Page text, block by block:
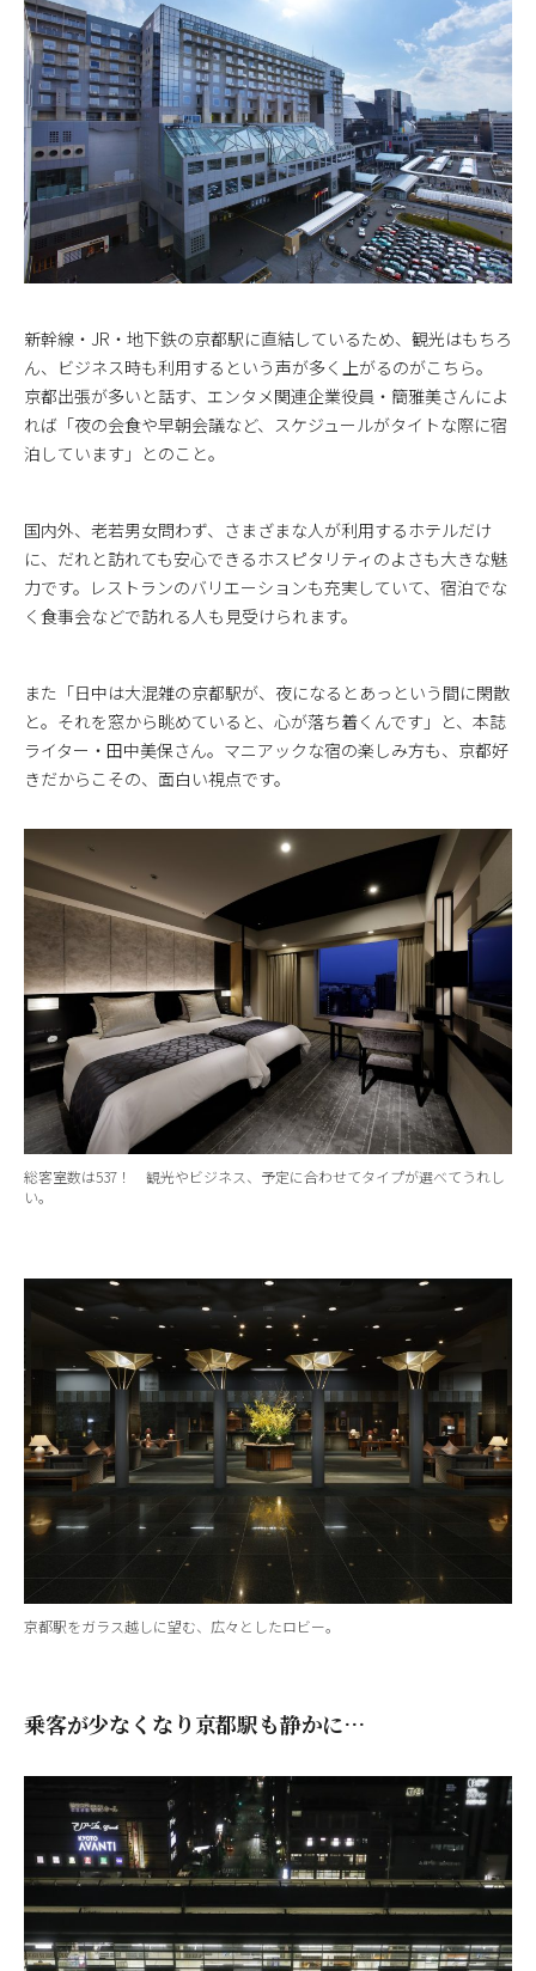
新幹線・JR・地下鉄の京都駅に直結しているため、観光はもちろ
ん、ビジネス時も利用するという声が多く上がるのがこちら。
京都出張が多いと話す、エンタメ関連企業役員・簡雅美さんによ
れば「夜の会食や早朝会議など、スケジュールがタイトな際に宿
泊しています」とのこと。
国内外、老若男女問わず、さまざまな人が利用するホテルだけ
に、だれと訪れても安心できるホスピタリティのよさも大きな魅
力です。レストランのバリエーションも充実していて、宿泊でな
く食事会などで訪れる人も見受けられます。
また「日中は大混雑の京都駅が、夜になるとあっという間に閑散
と。それを窓から眺めていると、心が落ち着くんです」と、本誌
ライター・田中美保さん。マニアックな宿の楽しみ方も、京都好
きだからこその、面白い視点です。
総客室数は537！ 観光やビジネス、予定に合わせてタイプが選べてうれし
い。
京都駅をガラス越しに望む、広々としたロビー。
乗客が少なくなり京都駅も静かに…